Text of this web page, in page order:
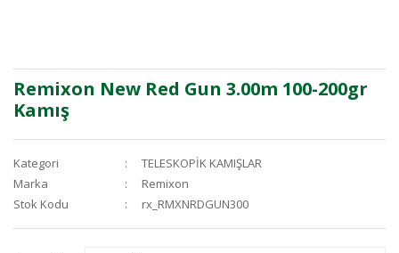
Remixon New Red Gun 3.00m 100-200gr
Kamış
Kategori
TELESKOPİK KAMIŞLAR
Marka
Remixon
Stok Kodu
rx_RMXNRDGUN300